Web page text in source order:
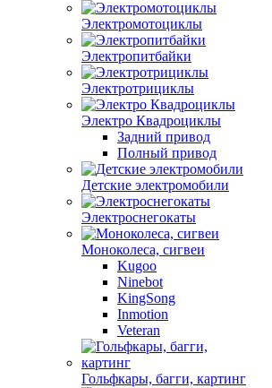
Электромотоциклы
Электропитбайки
Электротрициклы
Электро Квадроциклы
Задний привод
Полный привод
Детские электромобили
Электроснегокаты
Моноколеса, сигвеи
Kugoo
Ninebot
KingSong
Inmotion
Veteran
Гольфкары, багги, картинг